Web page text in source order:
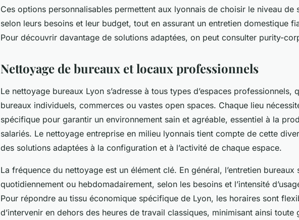
Ces options personnalisables permettent aux lyonnais de choisir le niveau de
selon leurs besoins et leur budget, tout en assurant un entretien domestique
Pour découvrir davantage de solutions adaptées, on peut consulter purity-
Nettoyage de bureaux et locaux professionnels
Le nettoyage bureaux Lyon s’adresse à tous types d’espaces professionnels,
bureaux individuels, commerces ou vastes open spaces. Chaque lieu
spécifique pour garantir un environnement sain et agréable, essentiel à la
salariés. Le nettoyage entreprise en milieu lyonnais tient compte de cette
des solutions adaptées à la configuration et à l’activité de chaque espace.
La fréquence du nettoyage est un élément clé. En général, l’entretien bureaux
quotidiennement ou hebdomadairement, selon les besoins et l’intensité
Pour répondre au tissu économique spécifique de Lyon, les horaires sont
d’intervenir en dehors des heures de travail classiques, minimisant ainsi toute